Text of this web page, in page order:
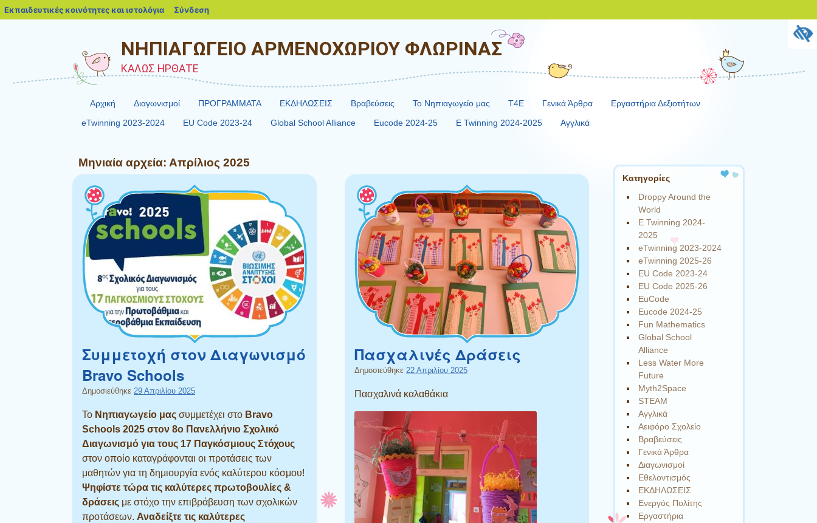
ΝΗΠΙΑΓΩΓΕΙΟ ΑΡΜΕΝΟΧΩΡΙΟΥ ΦΛΩΡΙΝΑΣ
ΚΑΛΩΣ ΗΡΘΑΤΕ
Αρχική Διαγωνισμοί ΠΡΟΓΡΑΜΜΑΤΑ ΕΚΔΗΛΩΣΕΙΣ Βραβεύσεις Το Νηπιαγωγείο μας Τ4Ε Γενικά Άρθρα
Εργαστήρια Δεξιοτήτων
eTwinning 2023-2024
EU Code 2023-24 Global School Alliance Eucode 2024-25 E Twinning 2024-2025 Αγγλικά
Μηνιαία αρχεία: Απρίλιος 2025
Συμμετοχή στον Διαγωνισμό
Bravo Schools
Δημοσιεύθηκε 29 Απριλίου 2025
Το Νηπιαγωγείο μας συμμετέχει στο Bravo
Schools 2025 στον 8ο Πανελλήνιο Σχολικό
Διαγωνισμό για τους 17 Παγκόσμιους Στόχους
στον οποίο καταγράφονται οι προτάσεις των
μαθητών για τη δημιουργία ενός καλύτερου κόσμου!
Ψηφίστε τώρα τις καλύτερες πρωτοβουλίες &
δράσεις με στόχο την επιβράβευση των σχολικών
προτάσεων. Αναδείξτε τις καλύτερες
Πασχαλινές Δράσεις
Δημοσιεύθηκε 22 Απριλίου 2025
Πασχαλινά καλαθάκια
Kατηγορίες
Droppy Around the
World
E Twinning 2024-
2025
eTwinning 2023-2024
eTwinning 2025-26
EU Code 2023-24
EU Code 2025-26
EuCode
Eucode 2024-25
Fun Mathematics
Global School
Alliance
Less Water More
Future
Myth2Space
STEAM
Αγγλικά
Αειφόρο Σχολείο
Βραβεύσεις
Γενικά Άρθρα
Διαγωνισμοί
Εθελοντισμός
ΕΚΔΗΛΩΣΕΙΣ
Ενεργός Πολίτης
Εργαστήρια
Εκπαιδευτικές κοινότητες και ιστολόγια blogs.sch.gr
Σύνδεση